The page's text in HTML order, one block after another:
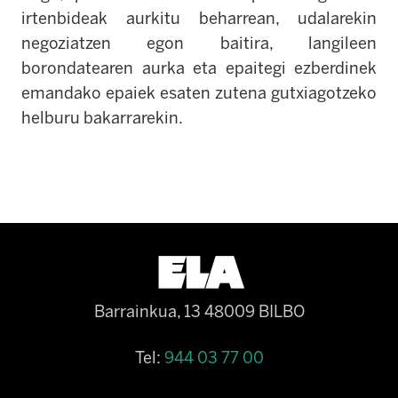
irtenbideak aurkitu beharrean, udalarekin
negoziatzen egon baitira, langileen
borondatearen aurka eta epaitegi ezberdinek
emandako epaiek esaten zutena gutxiagotzeko
helburu bakarrarekin.
Barrainkua, 13 48009 BILBO
Tel: 944 03 77 00